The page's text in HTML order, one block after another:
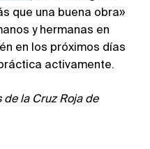
que una buena obra»
y hermanas en
en los próximos días
activamente.
de la Cruz Roja de